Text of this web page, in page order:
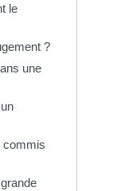
le
?
une
commis